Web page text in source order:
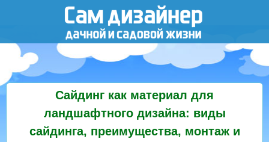
Сайдинг как материал для
ландшафтного дизайна: виды
сайдинга, преимущества, монтаж и